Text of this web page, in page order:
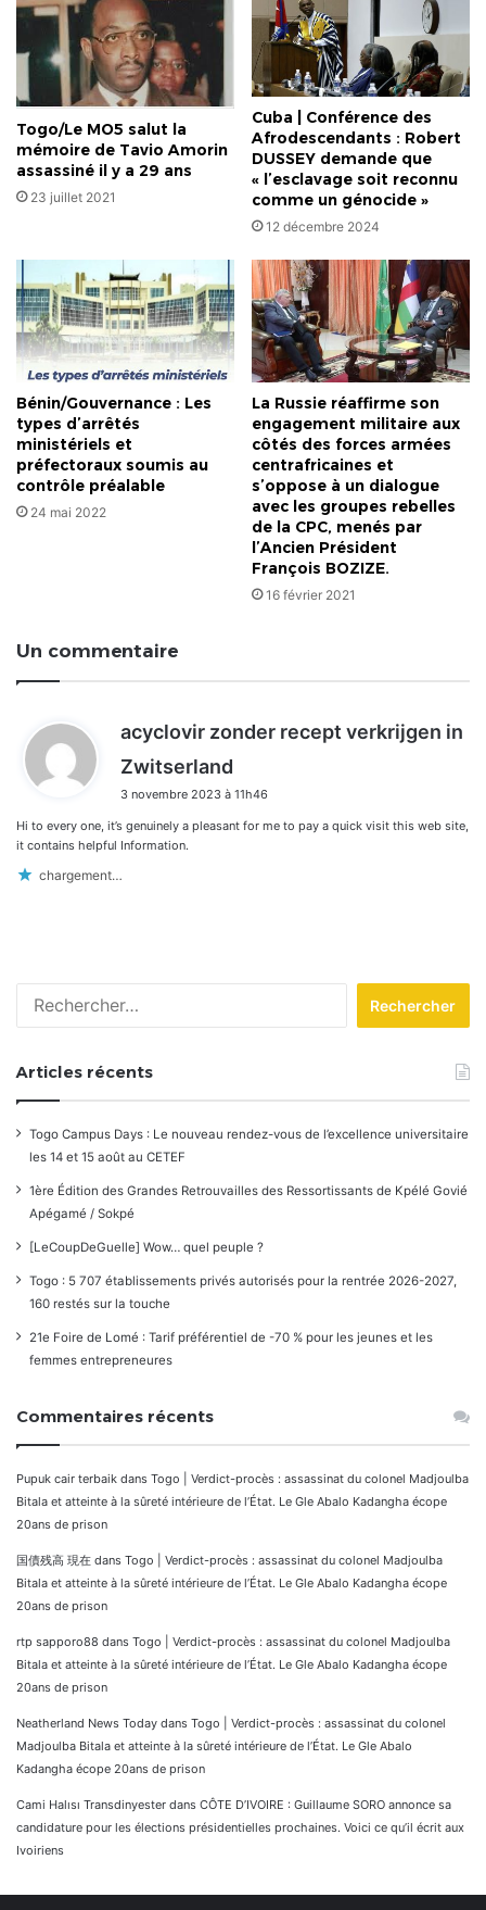
Togo/Le MO5 salut la
mémoire de Tavio Amorin
assassiné il y a 29 ans
23 juillet 2021
Cuba | Conférence des
Afrodescendants : Robert
DUSSEY demande que
« l’esclavage soit reconnu
comme un génocide »
12 décembre 2024
Bénin/Gouvernance : Les
types d’arrêtés
ministériels et
préfectoraux soumis au
contrôle préalable
24 mai 2022
La Russie réaffirme son
engagement militaire aux
côtés des forces armées
centrafricaines et
s’oppose à un dialogue
avec les groupes rebelles
de la CPC, menés par
l’Ancien Président
François BOZIZE.
16 février 2021
Un commentaire
acyclovir zonder recept verkrijgen in
Zwitserland
t
3 novembre 2023 à 11h46
Hi to every one, it’s genuinely a pleasant for me to pay a quick visit this web site,
it contains helpful Information.
chargement…
Articles récents
Togo Campus Days : Le nouveau rendez-vous de l’excellence universitaire
les 14 et 15 août au CETEF
1ère Édition des Grandes Retrouvailles des Ressortissants de Kpélé Govié
Apégamé / Sokpé
[LeCoupDeGuelle] Wow… quel peuple ?
Togo : 5 707 établissements privés autorisés pour la rentrée 2026-2027,
160 restés sur la touche
21e Foire de Lomé : Tarif préférentiel de -70 % pour les jeunes et les
femmes entrepreneures
Commentaires récents
Pupuk cair terbaik dans Togo | Verdict-procès : assassinat du colonel Madjoulba
Bitala et atteinte à la sûreté intérieure de l’État. Le Gle Abalo Kadangha écope
20ans de prison
国債残高 現在 dans Togo | Verdict-procès : assassinat du colonel Madjoulba
Bitala et atteinte à la sûreté intérieure de l’État. Le Gle Abalo Kadangha écope
20ans de prison
rtp sapporo88 dans Togo | Verdict-procès : assassinat du colonel Madjoulba
Bitala et atteinte à la sûreté intérieure de l’État. Le Gle Abalo Kadangha écope
20ans de prison
Neatherland News Today dans Togo | Verdict-procès : assassinat du colonel
Madjoulba Bitala et atteinte à la sûreté intérieure de l’État. Le Gle Abalo
Kadangha écope 20ans de prison
Cami Halısı Transdinyester dans CÔTE D’IVOIRE : Guillaume SORO annonce sa
candidature pour les élections présidentielles prochaines. Voici ce qu’il écrit aux
Ivoiriens